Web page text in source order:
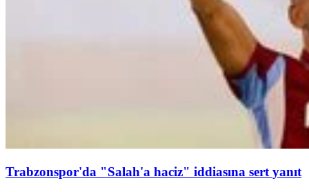
Trabzonspor'da "Salah'a haciz" iddiasına sert yanıt